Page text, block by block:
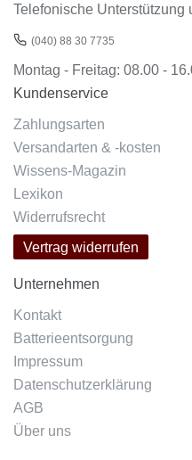
Telefonische Unterstützung
(040) 88 30 7735
Montag - Freitag: 08.00 -
Kundenservice
Zahlungsarten
Versandarten & -kosten
Wissens-Magazin
Lexikon
Widerrufsrecht
Vertrag widerrufen
Unternehmen
Kontakt
Batterieentsorgung
Impressum
Datenschutzerklärung
AGB
Über uns